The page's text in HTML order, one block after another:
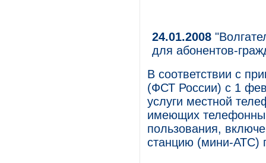
24.01.2008
для абонентов-
В соответствии с
(ФСТ России) с 1
услуги местной
имеющих
пользования,
станцию (мини-АТС)